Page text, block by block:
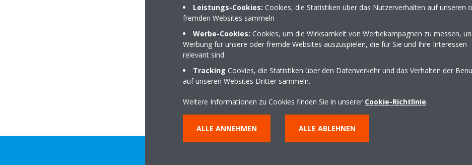
Geesthachter Straße 1a
21502 Hamwarde
04152 5886
mueller-shk@t-online.de
https://www.stephan-mueller-
Leistungs-Cookies: Cookies, die Statistiken über das Nutzerverhalten auf unseren
fremden Websites sammeln
Werbe-Cookies: Cookies, um die Wirksamkeit von Werbekampagnen zu messen,
Werbung für unsere oder fremde Websites auszuspielen, die für Sie und Ihre Interessen
relevant sind
Tracking Cookies, die Statistiken über den Datenverkehr und das Verhalten der
auf unseren Websites Dritter sammeln.
Weitere Informationen zu Cookies finden Sie in unserer Cookie-Richtlinie.
ALLE ANNEHMEN ALLE ABLEHNEN